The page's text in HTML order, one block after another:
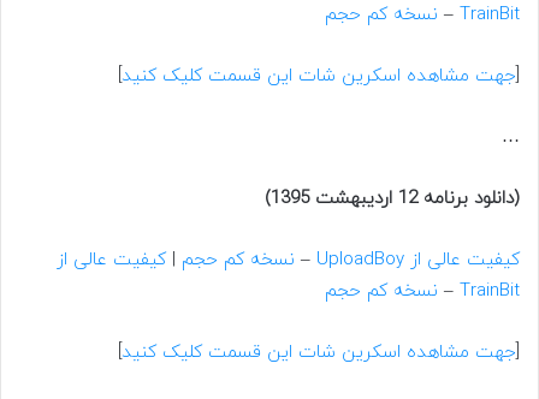
TrainBit
– نسخه کم حجم
[جهت مشاهده اسکرین شات این قسمت کلیک کنید]
…
(دانلود برنامه 12 اردیبهشت 1395)
کیفیت عالی از UploadBoy – نسخه کم حجم |کیفیت عالی از
TrainBit
– نسخه کم حجم
[جهت مشاهده اسکرین شات این قسمت کلیک کنید]